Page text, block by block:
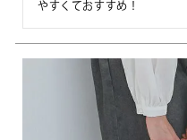
やすくておすすめ！